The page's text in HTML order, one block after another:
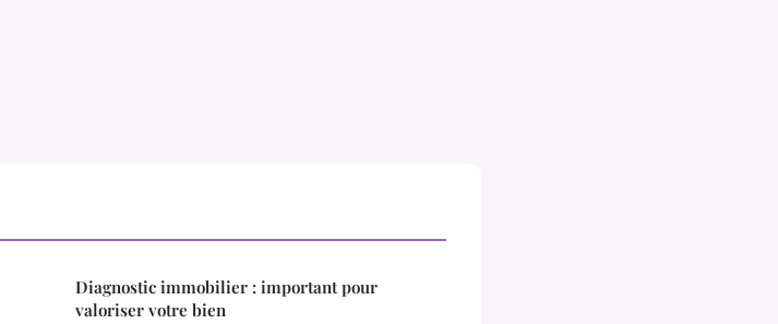
Diagnostic immobilier : important pour
valoriser votre bien